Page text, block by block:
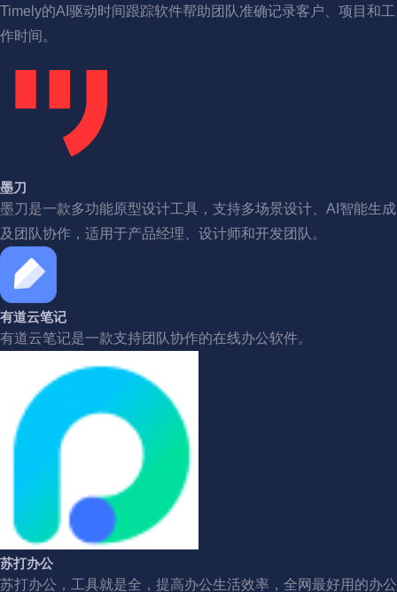
Timely的AI驱动时间跟踪软件帮助团队准确记录客户、项目和工
作时间。
墨刀
墨刀是一款多功能原型设计工具，支持多场景设计、AI智能生成
及团队协作，适用于产品经理、设计师和开发团队。
有道云笔记
有道云笔记是一款支持团队协作的在线办公软件。
苏打办公
苏打办公，工具就是全，提高办公生活效率，全网最好用的办公